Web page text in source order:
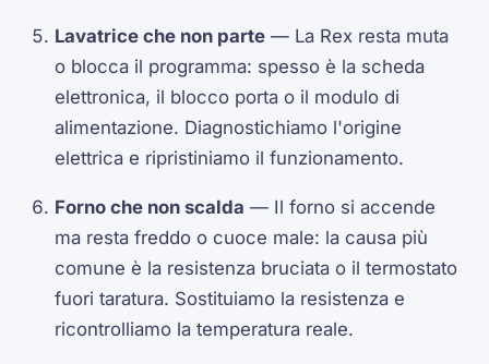
Lavatrice che non parte — La Rex resta muta
o blocca il programma: spesso è la scheda
elettronica, il blocco porta o il modulo di
alimentazione. Diagnostichiamo l'origine
elettrica e ripristiniamo il funzionamento.
Forno che non scalda — Il forno si accende
ma resta freddo o cuoce male: la causa più
comune è la resistenza bruciata o il termostato
fuori taratura. Sostituiamo la resistenza e
ricontrolliamo la temperatura reale.